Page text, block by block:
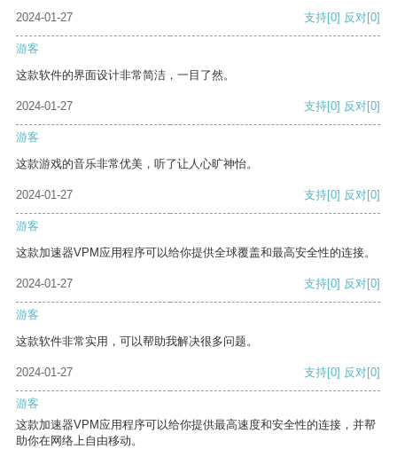
2024-01-27 支持[0] 反对[0]
游客
这款软件的界面设计非常简洁，一目了然。
2024-01-27 支持[0] 反对[0]
游客
这款游戏的音乐非常优美，听了让人心旷神怡。
2024-01-27 支持[0] 反对[0]
游客
这款加速器VPM应用程序可以给你提供全球覆盖和最高安全性的连接。
2024-01-27 支持[0] 反对[0]
游客
这款软件非常实用，可以帮助我解决很多问题。
2024-01-27 支持[0] 反对[0]
游客
这款加速器VPM应用程序可以给你提供最高速度和安全性的连接，并帮
助你在网络上自由移动。